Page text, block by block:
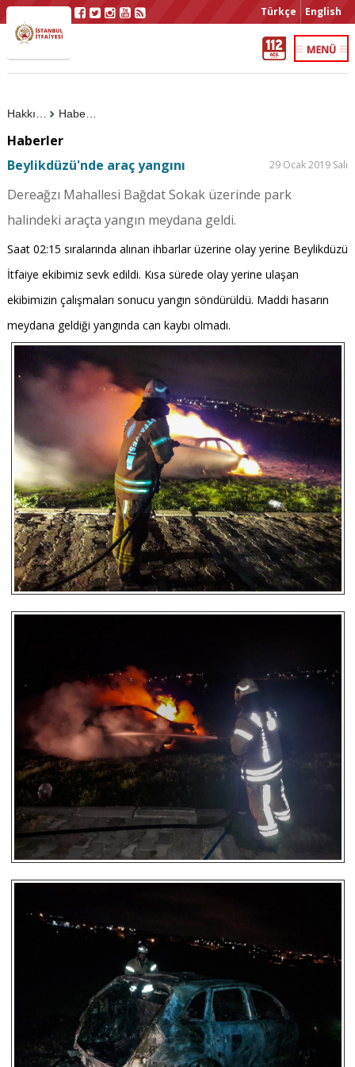
Türkçe English
Haberler
Haberler
Beylikdüzü'nde araç yangını
29 Ocak 2019 Salı
Dereağzı Mahallesi Bağdat Sokak üzerinde park
halindeki araçta yangın meydana geldi.
Saat 02:15 sıralarında alınan ihbarlar üzerine olay yerine Beylikdüzü
İtfaiye ekibimiz sevk edildi. Kısa sürede olay yerine ulaşan
ekibimizin çalışmaları sonucu yangın söndürüldü. Maddi hasarın
meydana geldiği yangında can kaybı olmadı.